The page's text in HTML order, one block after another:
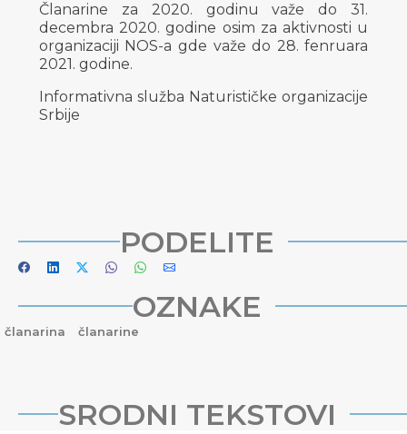
Članarine za 2020. godinu važe do 31.
decembra 2020. godine osim za aktivnosti u
organizaciji NOS-a gde važe do 28. fenruara
2021. godine.
Informativna služba Naturističke organizacije
Srbije
PODELITE
OZNAKE
članarina članarine
SRODNI TEKSTOVI